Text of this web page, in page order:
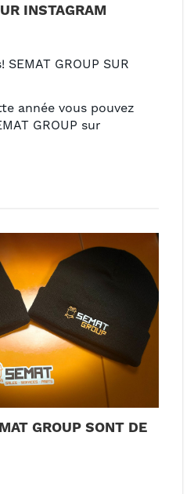
INSTAGRAM
GROUP SUR
année vous pouvez
GROUP sur
GROUP SONT DE